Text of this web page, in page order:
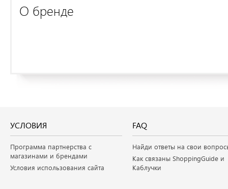
О бренде
УСЛОВИЯ
Программа партнерства с
магазинами и брендами
Условия использования сайта
FAQ
Найди ответы на свои
Как связаны ShoppingGuide и
Каблучки